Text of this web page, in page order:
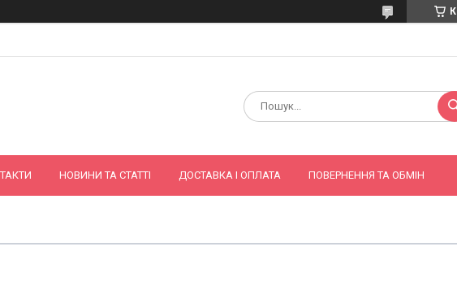
НОВИНИ ТА СТАТТІ ДОСТАВКА І ОПЛАТА ПОВЕРНЕННЯ ТА ОБМІН